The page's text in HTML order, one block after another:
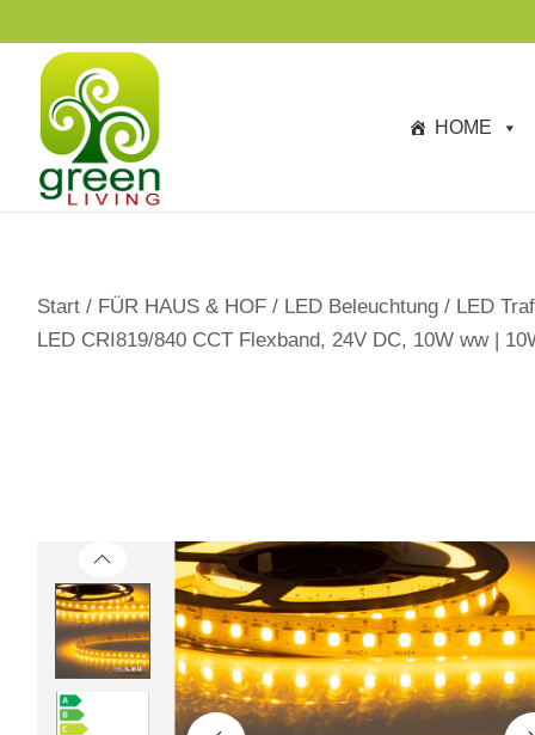
p
HOME
Start / FÜR HAUS & HOF / LED Beleuchtung / LED
LED CRI819/840 CCT Flexband, 24V DC, 10W ww |